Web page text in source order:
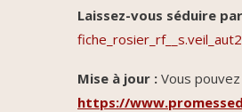
Laissez-vous séduire
Mise à jour : Vous
https://